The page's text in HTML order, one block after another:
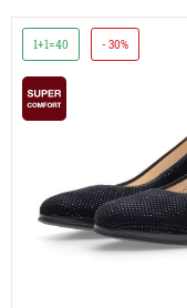
1+1=40 - 30%